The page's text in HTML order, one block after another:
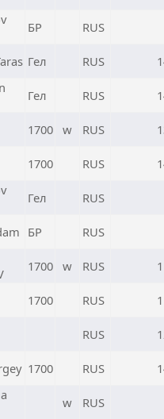
БР RUS
Гел RUS
Гел RUS
1700 w RUS
1700 RUS
Гел RUS
БР RUS
1700 w RUS
1700 RUS
RUS
1700 RUS
w RUS